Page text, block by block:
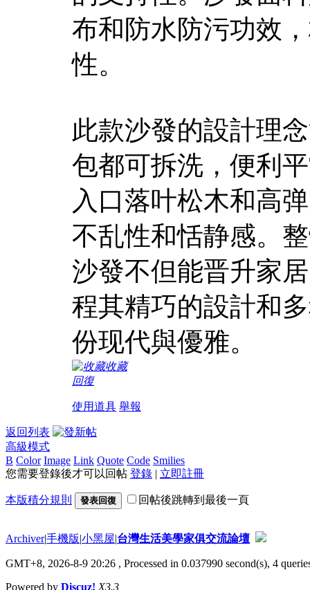
布和防水防污功效
性。
此款沙發的設計理
包都可拆洗，便利
入口落叶松木和高
不乱性和恬静感。
沙發不但能晋升家
程其精巧的設計和
份现代與優雅。
收藏
回復
使用道具 舉報
返回列表
高級模式
B Color Image Link Quote Code Smilies
您需要登錄後才可以回帖 登錄 | 立即註冊
本版積分規則 發表回復 回帖後跳轉到最後一頁
Archiver|手機版|小黑屋|台灣生活美學家俱交流論壇
GMT+8, 2026-8-9 20:26 , Processed in 0.037990 second(s), 4
Powered by Discuz! X3.3